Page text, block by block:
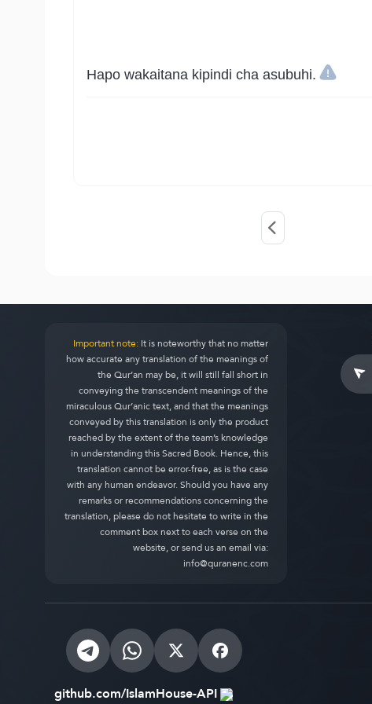
Hapo wakaitana kipindi cha asubuhi.
Important note:It is noteworthy that no matter
how accurate any translation of the meanings of
the Qur’an may be, it will still fall short in
conveying the transcendent meanings of the
miraculous Qur’anic text, and that the meanings
conveyed by this translation is only the product
reached by the extent of the team’s knowledge
in understanding this Sacred Book. Hence, this
translation cannot be error-free, as is the case
with any human endeavor. Should you have any
remarks or recommendations concerning the
translation, please do not hesitate to write in the
comment box next to each verse on the
website, or send us an email via:
info@quranenc.com
github.com/IslamHouse-API